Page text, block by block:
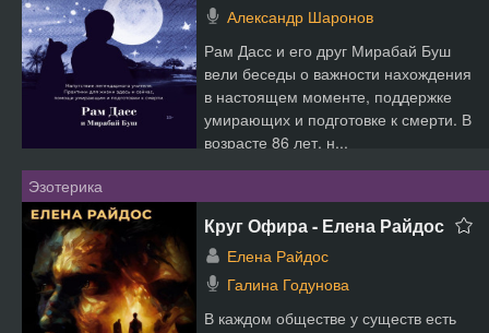
Александр Шаронов
Рам Дасс и его друг Мирабай Буш
вели беседы о важности нахождения
в настоящем моменте, поддержке
умирающих и подготовке к смерти. В
возрасте 86 лет, н...
Эзотерика
Круг Офира - Елена Райдос
Елена Райдос
Галина Годунова
В каждом обществе у существ есть